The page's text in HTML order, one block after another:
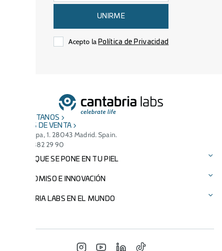
UNIRME
Acepto laPolítica de Privacidad
CONTÁCTANOS
PUNTOS DE VENTA
C/ Arequipa, 1. 28043 Madrid. Spain.
(+34) 91 382 29 90
CIENCIA QUE SE PONE EN TU PIEL
Protección solar
Cuidado facial
COMPROMISO E INNOVACIÓN
Tecnologías patentadas
CANTABRIA LABS EN EL MUNDO